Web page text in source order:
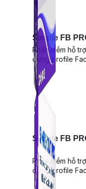
Simple FB
Phần mềm hỗ
dựng profile
Simple FB
Phần mềm hỗ
dựng profile